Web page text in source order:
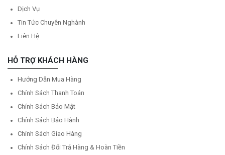
Dịch Vụ
Tin Tức Chuyên Nghành
Liên Hệ
HỖ TRỢ KHÁCH HÀNG
Hướng Dẫn Mua Hàng
Chính Sách Thanh Toán
Chính Sách Bảo Mật
Chính Sách Bảo Hành
Chính Sách Giao Hàng
Chính Sách Đổi Trả Hàng & Hoàn Tiền